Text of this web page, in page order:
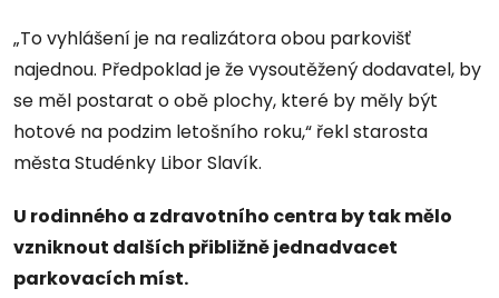
„To vyhlášení je na realizátora obou parkovišť
najednou. Předpoklad je že vysoutěžený dodavatel, by
se měl postarat o obě plochy, které by měly být
hotové na podzim letošního roku,“ řekl starosta
města Studénky Libor Slavík.
U rodinného a zdravotního centra by tak mělo
vzniknout dalších přibližně jednadvacet
parkovacích míst.